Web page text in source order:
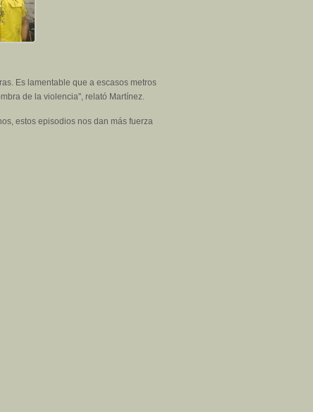
Es lamentable que a escasos metros
de la violencia", relató Martínez.
estos episodios nos dan más fuerza